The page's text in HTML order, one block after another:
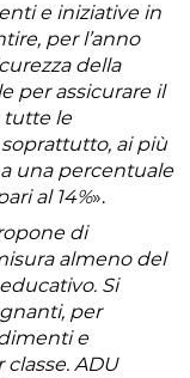
e iniziative in
per l’anno
della
per assicurare il
tutte le
ai più
una percentuale
al 14%».
di
almeno del
Si
per
e
ADU